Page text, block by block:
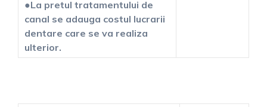
●La pretul tratamentului de
canal se adauga costul lucrarii
dentare care se va realiza
ulterior.